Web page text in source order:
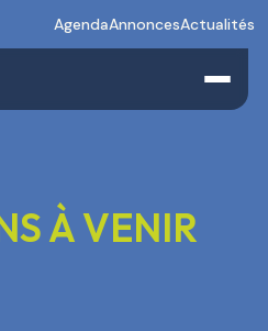
AgendaAnnoncesActualités
À VENIR